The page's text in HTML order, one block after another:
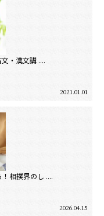
・漢文講 ....
2021.01.01
相撲界のし ....
2026.04.15